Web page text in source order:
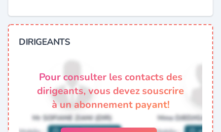
DIRIGEANTS
Pour consulter les contacts des
dirigeants, vous devez souscrire
à un abonnement payant!